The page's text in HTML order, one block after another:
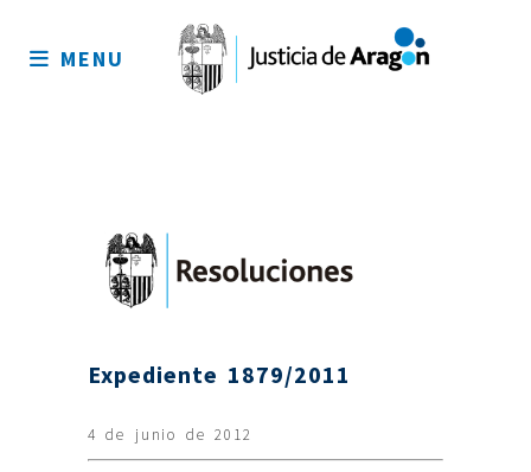
sitio
MENU
Expediente 1879/2011
4 de junio de 2012